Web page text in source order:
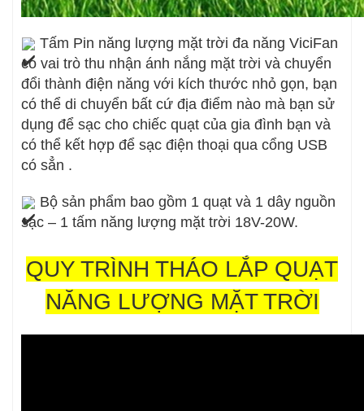
Tấm Pin năng lượng mặt trời đa năng ViciFan
có vai trò thu nhận ánh nắng mặt trời và chuyển
đổi thành điện năng với kích thước nhỏ gọn, bạn
có thể di chuyển bất cứ địa điểm nào mà bạn sử
dụng để sạc cho chiếc quạt của gia đình bạn và
có thể kết hợp để sạc điện thoại qua cổng USB
có sẳn .
Bộ sản phẩm bao gồm 1 quạt và 1 dây nguồn
sạc – 1 tấm năng lượng mặt trời 18V-20W.
QUY TRÌNH THÁO LẮP QUẠT
NĂNG LƯỢNG MẶT TRỜI